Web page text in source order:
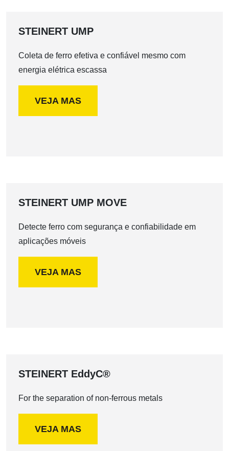
STEINERT UMP
Coleta de ferro efetiva e confiável mesmo com
energia elétrica escassa
VEJA MAS
STEINERT UMP MOVE
Detecte ferro com segurança e confiabilidade em
aplicações móveis
VEJA MAS
STEINERT EddyC®
For the separation of non-ferrous metals
VEJA MAS